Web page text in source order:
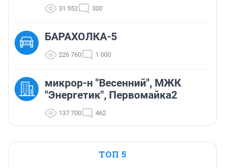
31 552 300
БАРАХОЛКА-5
226 760 1 000
микрор-н "Весенний", МЖК
"Энергетик", Первомайка2
137 700 462
ТОП 5